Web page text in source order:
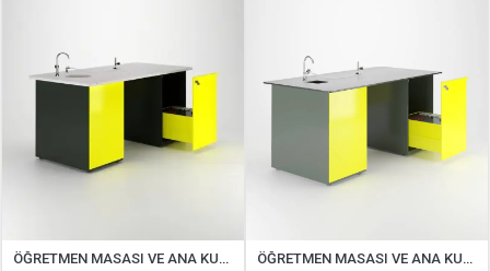
ÖĞRETMEN MASASI VE ANA KUMANDA PANELİ ( STANDART ) ÖĞRETMEN MASASI VE ANA KUMANDA PANELİ ( COMPAKT )